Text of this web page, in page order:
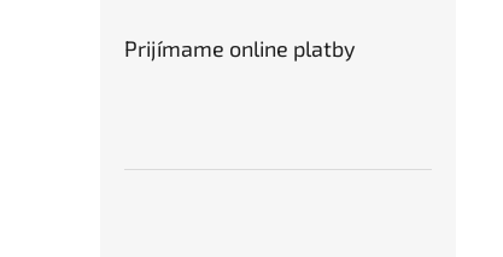
Prijímame online platby